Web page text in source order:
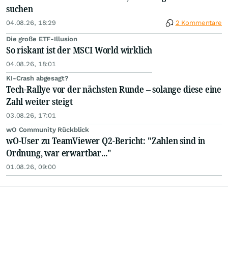
suchen
04.08.26, 18:29 2 Kommentare
Die große ETF-Illusion
So riskant ist der MSCI World wirklich
04.08.26, 18:01
KI-Crash abgesagt?
Tech-Rallye vor der nächsten Runde – solange diese eine
Zahl weiter steigt
03.08.26, 17:01
wO Community Rückblick
wO-User zu TeamViewer Q2-Bericht: "Zahlen sind in
Ordnung, war erwartbar..."
01.08.26, 09:00